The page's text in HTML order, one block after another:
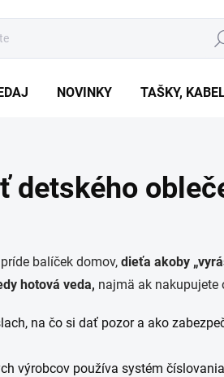
NOVINKY TAŠKY,
detského
balíček domov, dieťa akoby
hotová veda, najmä ak nakupujete
na čo si dať pozor a ako
výrobcov používa systém